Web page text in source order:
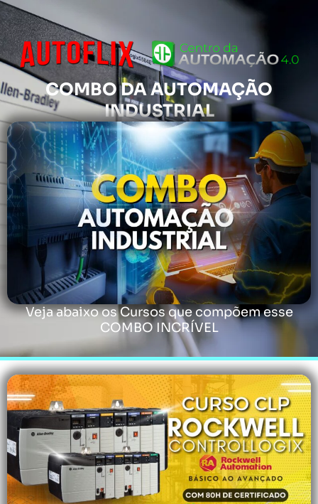
Ir
para
o
conteúdo
COMBO DA AUTOMAÇÃO
INDUSTRIAL
Veja abaixo os Cursos que compõem esse
COMBO INCRÍVEL